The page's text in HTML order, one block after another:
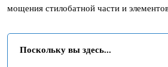
мощения стилобатной части и
Поскольку вы здесь...